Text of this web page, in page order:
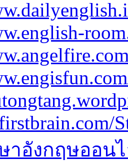
าอังกฤษออน